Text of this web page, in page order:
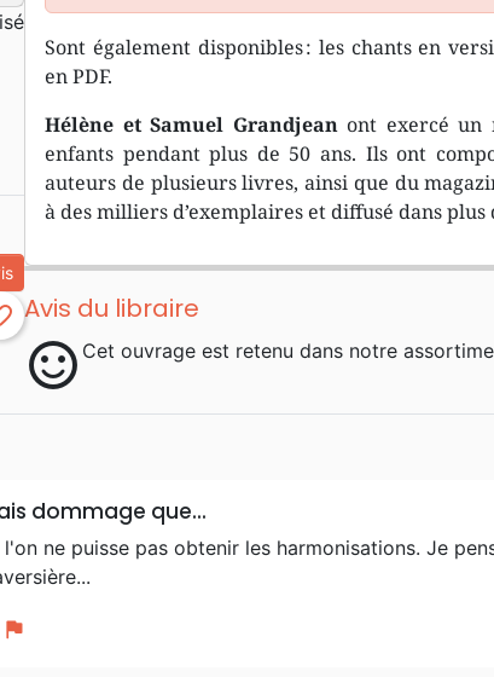
Sont également disponibles : les chants en
en PDF.
Hélène et Samuel Grandjeanont exercé un
enfants pendant plus de 50 ans. Ils ont
auteurs de plusieurs livres, ainsi que du
à des milliers d’exemplaires et diffusé dans plus
Avis du libraire
sentiment_satisfied Cet ouvrage est retenu dans notre
dommage que...
ne puisse pas obtenir les harmonisations. Je
flag